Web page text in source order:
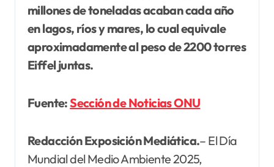
millones de toneladas acaban cada año
en lagos, ríos y mares, lo cual equivale
aproximadamente al peso de 2200 torres
Eiffel juntas.
Fuente:Sección de Noticias ONU
Redacción Exposición Mediática.– El Día
Mundial del Medio Ambiente 2025,